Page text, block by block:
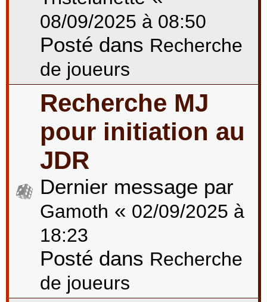
08/09/2025 à 08:50
Posté dans Recherche
de joueurs
Recherche MJ
pour initiation au
JDR
Dernier message par
Gamoth « 02/09/2025 à
18:23
Posté dans Recherche
de joueurs